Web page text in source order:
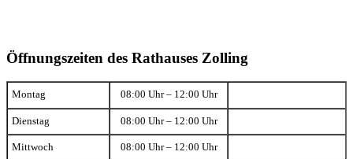
Öffnungszeiten des Rathauses Zolling
Montag 08:00 Uhr – 12:00 Uhr
Dienstag 08:00 Uhr – 12:00 Uhr
Mittwoch 08:00 Uhr – 12:00 Uhr